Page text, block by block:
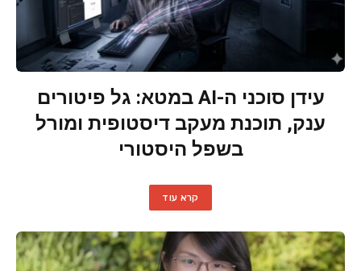
עידן סוכני ה-AI במטא: גל פיטורים
ענק, תוכנת מעקב דיסטופית ומורל
בשפל היסטורי
קרא עוד